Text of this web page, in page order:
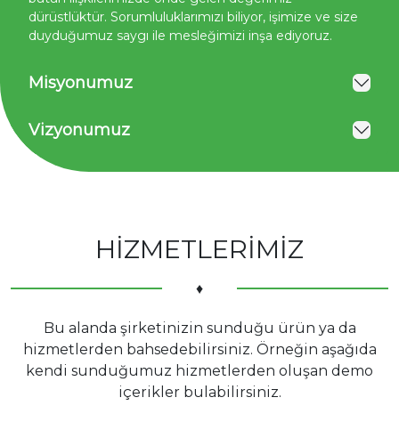
dürüstlüktür. Sorumluluklarımızı biliyor, işimize ve size
duyduğumuz saygı ile mesleğimizi inşa ediyoruz.
Misyonumuz
Vizyonumuz
HİZMETLERİMİZ
♦
Bu alanda şirketinizin sunduğu ürün ya da
hizmetlerden bahsedebilirsiniz. Örneğin aşağıda
kendi sunduğumuz hizmetlerden oluşan demo
içerikler bulabilirsiniz.